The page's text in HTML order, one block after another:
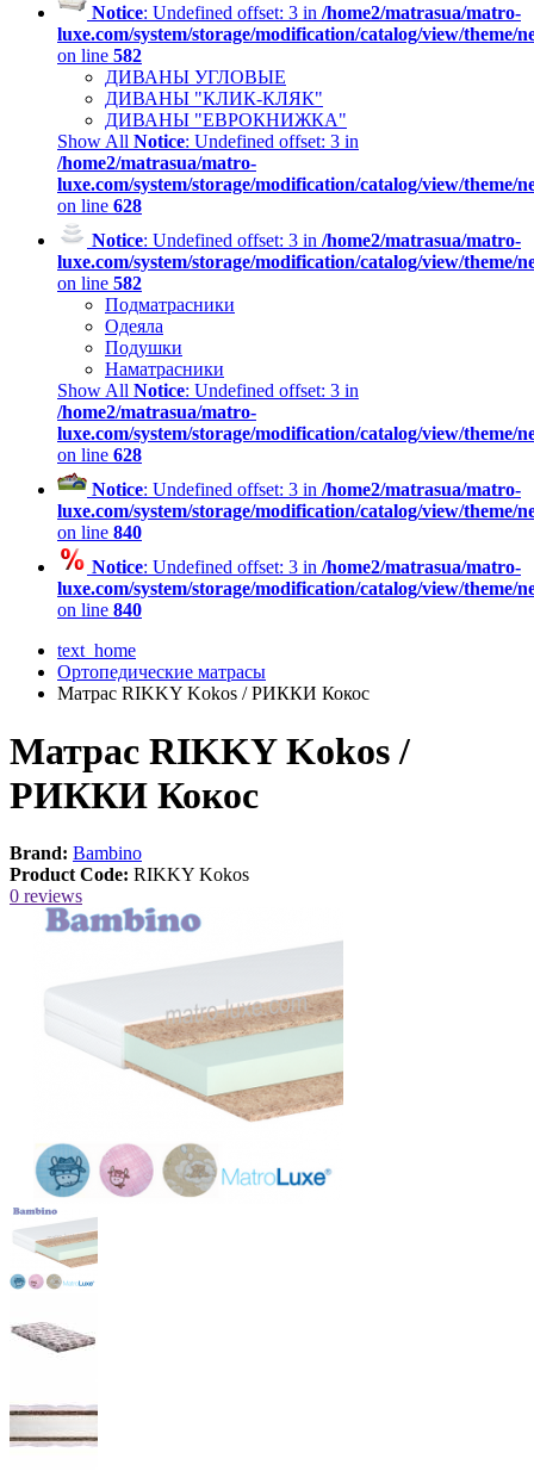
Notice: Undefined offset: 3 in /home2/matrasua/matro-
luxe.com/system/storage/modification/catalog/view/theme/
on line 582
ДИВАНЫ УГЛОВЫЕ
ДИВАНЫ "КЛИК-КЛЯК"
ДИВАНЫ "ЕВРОКНИЖКА"
Show All Notice: Undefined offset: 3 in
/home2/matrasua/matro-
luxe.com/system/storage/modification/catalog/view/theme/
on line 628
Notice: Undefined offset: 3 in /home2/matrasua/matro-
luxe.com/system/storage/modification/catalog/view/theme/
on line 582
Подматрасники
Одеяла
Подушки
Наматрасники
Show All Notice: Undefined offset: 3 in
/home2/matrasua/matro-
luxe.com/system/storage/modification/catalog/view/theme/
on line 628
Notice: Undefined offset: 3 in /home2/matrasua/matro-
luxe.com/system/storage/modification/catalog/view/theme/
on line 840
Notice: Undefined offset: 3 in /home2/matrasua/matro-
luxe.com/system/storage/modification/catalog/view/theme/
on line 840
text_home
Ортопедические матрасы
Матрас RIKKY Kokos / РИККИ Кокос
Матрас RIKKY Kokos /
РИККИ Кокос
Brand: Bambino
Product Code: RIKKY Kokos
0 reviews